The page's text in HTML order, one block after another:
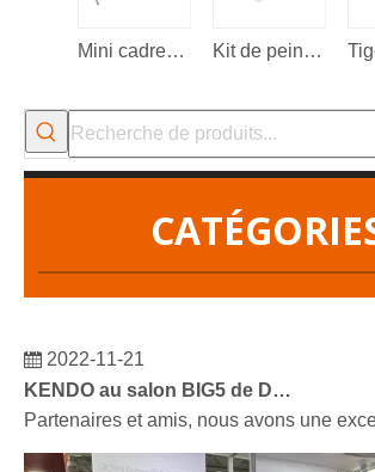
Mini cadre de rouleau de peinture en fil d'acier à bras long Kit de peinture 4 pièces 3'/75mm
2022-11-21
Partenaires et amis, nous avons une